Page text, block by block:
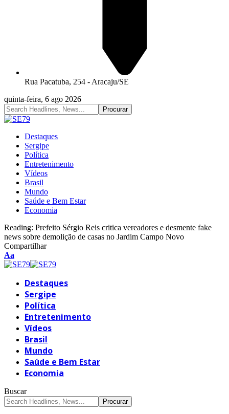
Rua Pacatuba, 254 - Aracaju/SE
quinta-feira, 6 ago 2026
Destaques
Sergipe
Política
Entretenimento
Vídeos
Brasil
Mundo
Saúde e Bem Estar
Economia
Reading: Prefeito Sérgio Reis critica vereadores e desmente fake
news sobre demolição de casas no Jardim Campo Novo
Compartilhar
Font
Resizer
Aa
Destaques
Sergipe
Política
Entretenimento
Vídeos
Brasil
Mundo
Saúde e Bem Estar
Economia
Buscar